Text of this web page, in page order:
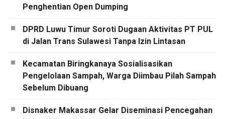
Penghentian Open Dumping
DPRD Luwu Timur Soroti Dugaan Aktivitas PT PUL
di Jalan Trans Sulawesi Tanpa Izin Lintasan
Kecamatan Biringkanaya Sosialisasikan
Pengelolaan Sampah, Warga Diimbau Pilah Sampah
Sebelum Dibuang
Disnaker Makassar Gelar Diseminasi Pencegahan